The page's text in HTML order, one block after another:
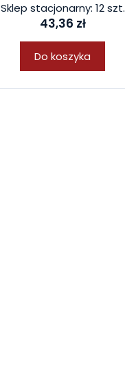
Sklep stacjonarny: 12 szt.
43,36 zł
Do koszyka